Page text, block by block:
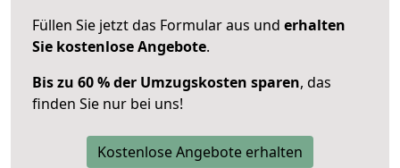
Füllen Sie jetzt das Formular aus und erhalten
Sie kostenlose Angebote.
Bis zu 60 % der Umzugskosten sparen, das
finden Sie nur bei uns!
Kostenlose Angebote erhalten